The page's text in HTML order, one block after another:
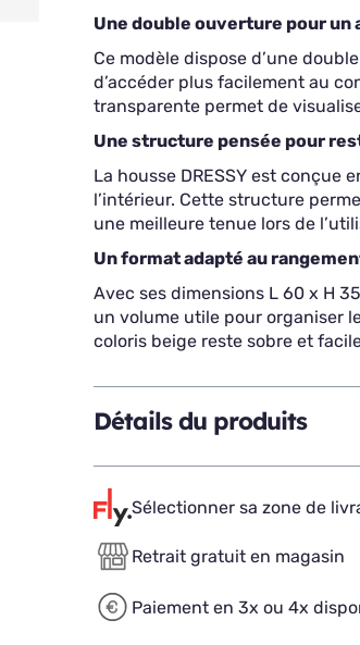
Une double ouverture pour un
Ce modèle dispose d’une
d’accéder plus facilement au
transparente permet de
Une structure pensée pour
La housse DRESSY est conçue
l’intérieur. Cette structure
une meilleure tenue lors de
Un format adapté au
Avec ses dimensions L 60 x H
un volume utile pour organiser
coloris beige reste sobre et
Détails du produits
Sélectionner sa zone de
Retrait gratuit en magasin
Paiement en 3x ou 4x